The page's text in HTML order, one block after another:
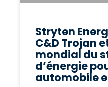
Stryten
C&D Trojan
mondial du
d’énergie
automobile